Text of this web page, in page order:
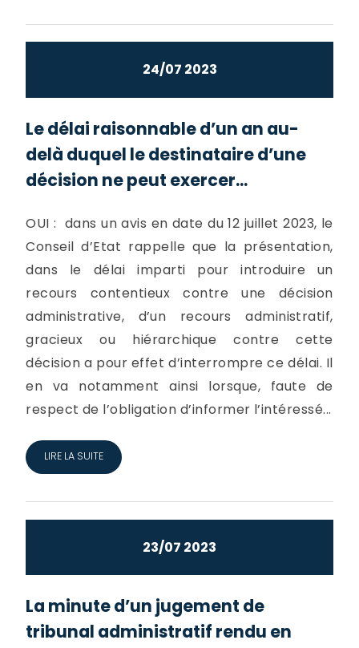
24/07 2023
Le délai raisonnable d’un an au-
delà duquel le destinataire d’une
décision ne peut exercer...
OUI : dans un avis en date du 12 juillet 2023, le
Conseil d’Etat rappelle que la présentation,
dans le délai imparti pour introduire un
recours contentieux contre une décision
administrative, d’un recours administratif,
gracieux ou hiérarchique contre cette
décision a pour effet d’interrompre ce délai. Il
en va notamment ainsi lorsque, faute de
respect de l’obligation d’informer l’intéressé...
LIRE LA SUITE
23/07 2023
La minute d’un jugement de
tribunal administratif rendu en